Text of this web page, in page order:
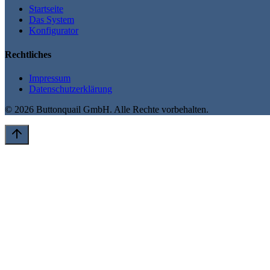
Startseite
Das System
Konfigurator
Rechtliches
Impressum
Datenschutzerklärung
© 2026 Buttonquail GmbH. Alle Rechte vorbehalten.